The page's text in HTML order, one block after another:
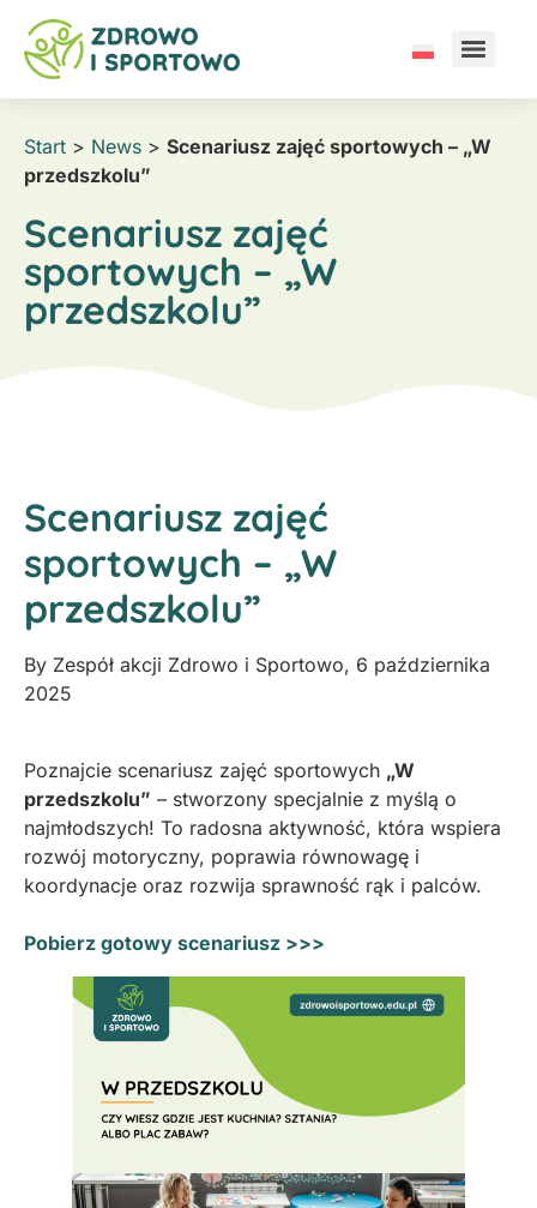
Start > News > Scenariusz zajęć sportowych – „W
przedszkolu”
Scenariusz zajęć
sportowych – „W
przedszkolu”
Scenariusz zajęć
sportowych – „W
przedszkolu”
By Zespół akcji Zdrowo i Sportowo, 6 października
2025
Poznajcie scenariusz zajęć sportowych „W
przedszkolu” – stworzony specjalnie z myślą o
najmłodszych! To radosna aktywność, która wspiera
rozwój motoryczny, poprawia równowagę i
koordynacje oraz rozwija sprawność rąk i palców.
Pobierz gotowy scenariusz >>>